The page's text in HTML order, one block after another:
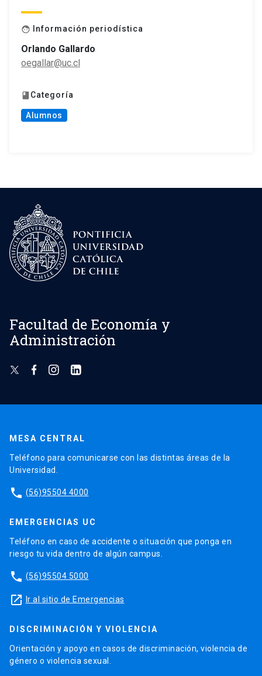
face Información periodística
Orlando Gallardo
oegallar@uc.cl
bookCategoría
Alumnos
Facultad de Economía y
Administración
MESA CENTRAL
Teléfono para comunicarse con las distintas áreas de la
Universidad.
phone (56)95504 4000
EMERGENCIAS UC
Teléfono en caso de accidente o situación que ponga en
riesgo tu vida dentro de algún campus.
phone (56)95504 5000
launch Ir al sitio de Emergencias
DISCRIMINACIÓN Y VIOLENCIA
Orientación y apoyo en casos de discriminación, violencia de
género o violencia sexual.